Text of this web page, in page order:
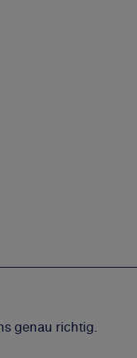
genau richtig.